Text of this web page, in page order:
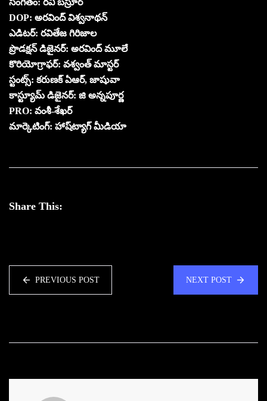
సంగీతం: రవి బస్రూర్
DOP: అరవింద్ విశ్వనాథన్
ఎడిటర్: రవితేజ గిరిజాల
ప్రొడక్షన్ డిజైనర్: అరవింద్ మూలే
కొరియోగ్రాఫర్: వశ్వంత్ మాస్టర్
స్టంట్స్: కరుణక్ ఏఆర్, జాషువా
కాస్ట్యూమ్ డిజైనర్: జి అన్నపూర్ణ
PRO: వంశీ-శేఖర్
మార్కెటింగ్: హాష్‌ట్యాగ్ మీడియా
Share This:
PREVIOUS POST NEXT POST